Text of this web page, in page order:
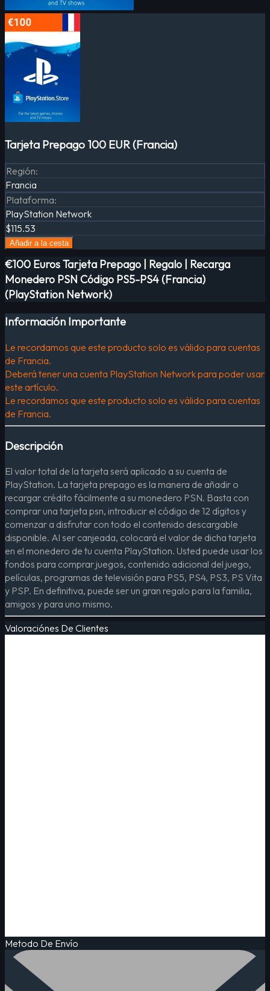
Tarjeta Prepago 100 EUR (Francia)
Región:
Francia
Plataforma:
PlayStation Network
$115.53
Añadir a la cesta
€100 Euros Tarjeta Prepago | Regalo | Recarga
Monedero PSN Código PS5-PS4 (Francia)
(PlayStation Network)
Información Importante
Le recordamos que este producto solo es válido para cuentas
de Francia.
Deberá tener una cuenta PlayStation Network para poder usar
este artículo.
Le recordamos que este producto solo es válido para cuentas
de Francia.
Descripción
El valor total de la tarjeta será aplicado a su cuenta de
PlayStation. La tarjeta prepago es la manera de añadir o
recargar crédito fácilmente a su monedero PSN. Basta con
comprar una tarjeta psn, introducir el código de 12 dígitos y
comenzar a disfrutar con todo el contenido descargable
disponible. Al ser canjeada, colocará el valor de dicha tarjeta
en el monedero de tu cuenta PlayStation. Usted puede usar los
fondos para comprar juegos, contenido adicional del juego,
películas, programas de televisión para PS5, PS4, PS3, PS Vita
y PSP. En definitiva, puede ser un gran regalo para la familia,
amigos y para uno mismo.
Valoraciónes De Clientes
Metodo De Envío